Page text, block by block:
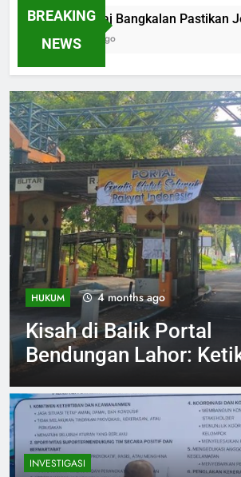
BREAKING
NEWS
Kemenhaj Bangkalan Pastikan
4 Months Ago
INVESTIGASI 4 months ago
Jelang Arema vs
Aremania Ikrarkan
INVESTIGASI